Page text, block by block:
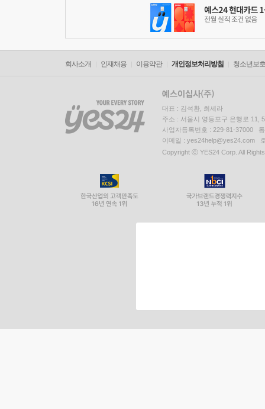
회사소개 인재채용 이용약관 개인정보처리방침 청소년보
대표 : 김석환, 최세라
주소 : 서울시 영등포구 은행로 11,
사업자등록번호 : 229-81-37000
이메일 : yes24help@yes24.com
Copyright ⓒ YES24 Corp. All